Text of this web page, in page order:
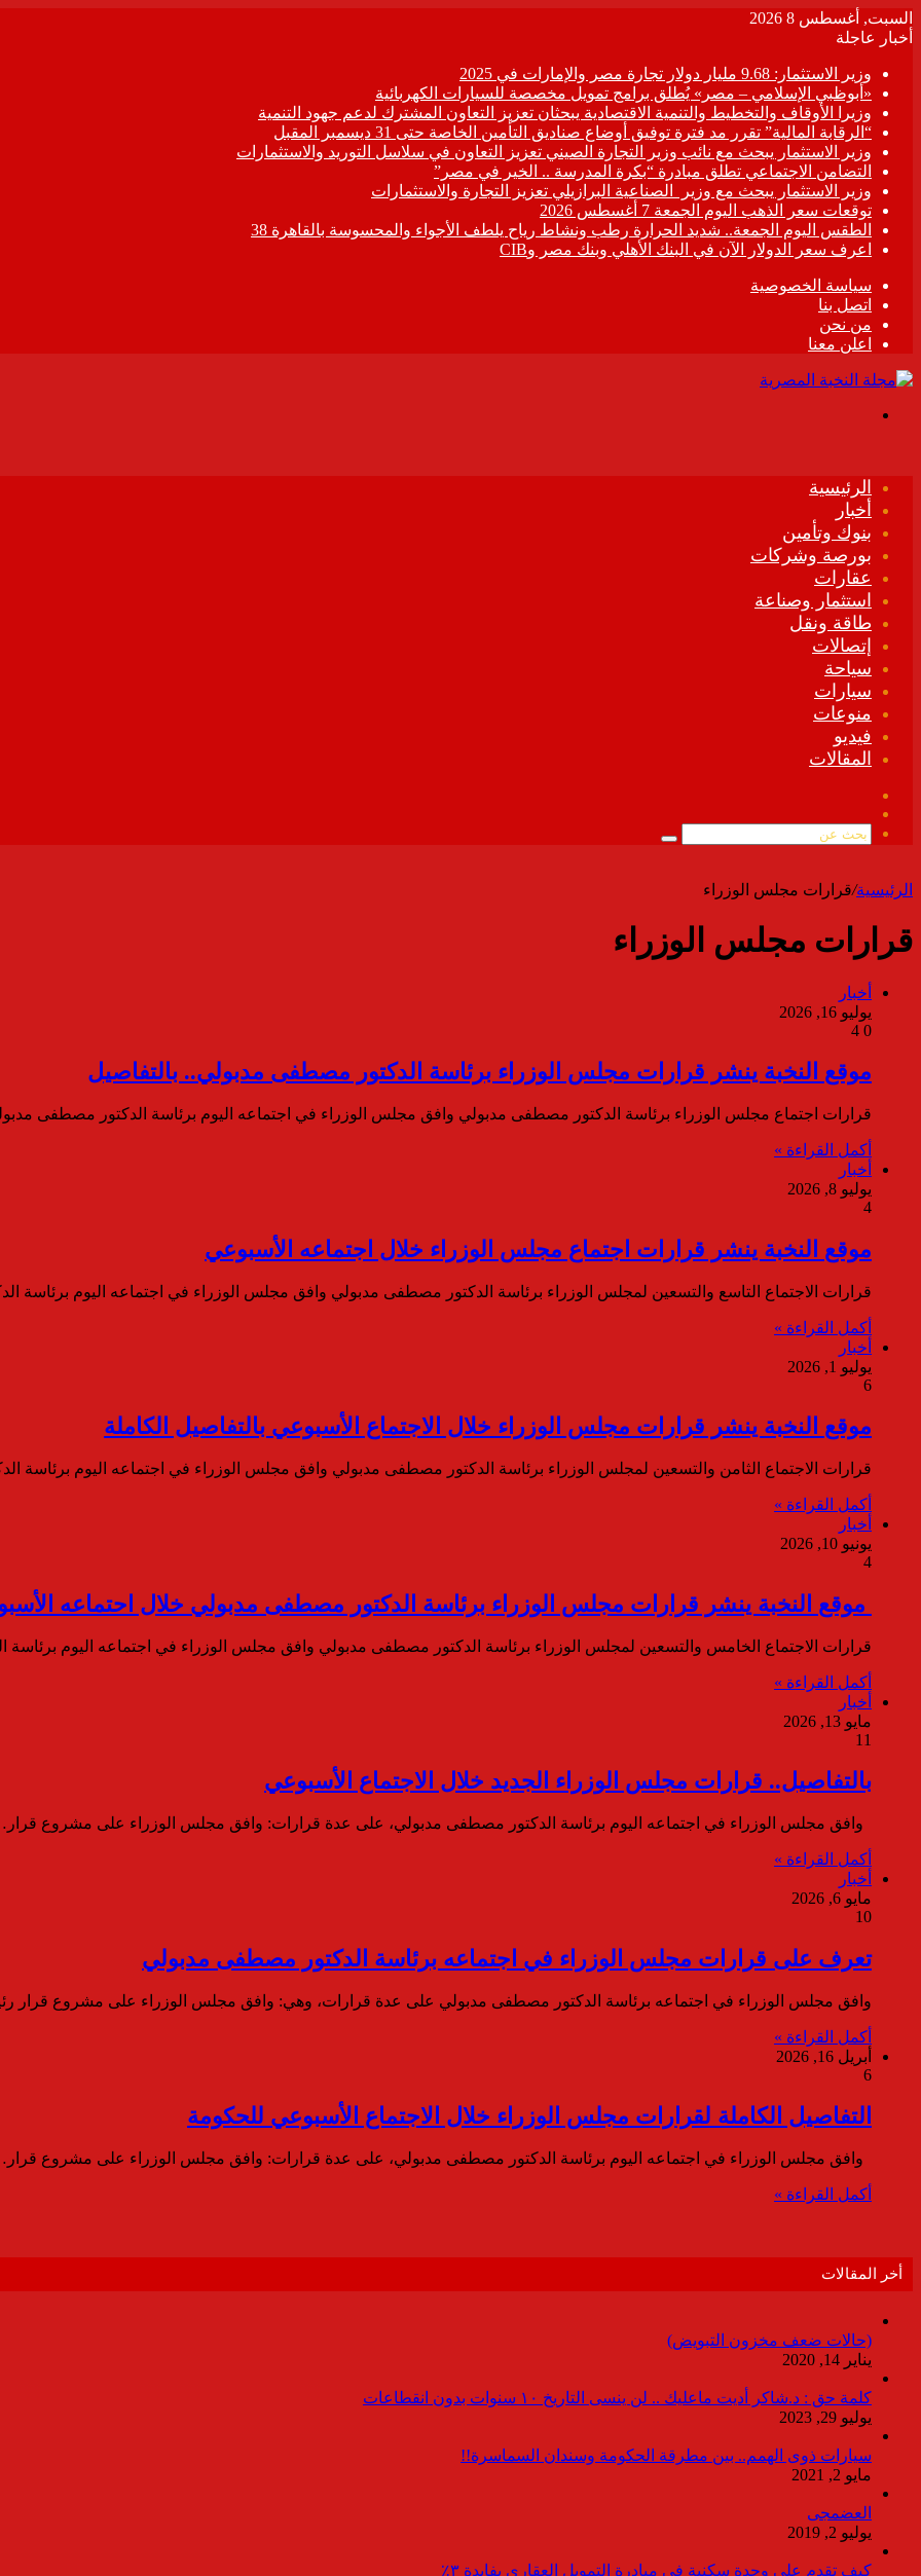
السبت, أغسطس 8 2026
أخبار عاجلة
وزير الاستثمار: 9.68 مليار دولار تجارة مصر والإمارات في 2025
«أبوظبي الإسلامي – مصر» يُطلق برامج تمويل مخصصة للسيارات الكهربائية
وزيرا الأوقاف والتخطيط والتنمية الاقتصادية يبحثان تعزيز التعاون المشترك لدعم جهود التنمية
“الرقابة المالية” تقرر مد فترة توفيق أوضاع صناديق التأمين الخاصة حتى 31 ديسمبر المقبل
وزير الاستثمار يبحث مع نائب وزير التجارة الصيني تعزيز التعاون في سلاسل التوريد والاستثمارات
التضامن الاجتماعي تطلق مبادرة “بكرة المدرسة .. الخير في مصر”
وزير الاستثمار يبحث مع وزير الصناعية البرازيلي تعزيز التجارة والاستثمارات
توقعات سعر الذهب اليوم الجمعة 7 أغسطس 2026
الطقس اليوم الجمعة.. شديد الحرارة رطب ونشاط رياح يلطف الأجواء والمحسوسة بالقاهرة 38
اعرف سعر الدولار الآن في البنك الأهلي وبنك مصر وCIB
سياسة الخصوصية
اتصل بنا
من نحن
اعلن معنا
الرئيسية
أخبار
بنوك وتأمين
بورصة وشركات
عقارات
استثمار وصناعة
طاقة ونقل
إتصالات
سياحة
سيارات
منوعات
فيديو
المقالات
الموقع
بحث
الرئيسية/قرارات مجلس الوزراء
قرارات مجلس الوزراء
أخبار
يوليو 16, 2026
0
موقع النخبة ينشر قرارات مجلس الوزراء برئاسة الدكتور مصطفى مدبولي.. بالتفاصيل
قرارات اجتماع مجلس الوزراء برئاسة الدكتور مصطفى مدبولي وافق مجلس الوزراء في اجتماعه اليوم برئاسة الدكتور مصطفى
أكمل القراءة »
أخبار
يوليو 8, 2026
4
موقع النخبة ينشر قرارات اجتماع مجلس الوزراء خلال اجتماعه الأسبوعي
قرارات الاجتماع التاسع والتسعين لمجلس الوزراء برئاسة الدكتور مصطفى مدبولي وافق مجلس الوزراء في اجتماعه اليوم برئاسة
أكمل القراءة »
أخبار
يوليو 1, 2026
6
موقع النخبة ينشر قرارات مجلس الوزراء خلال الاجتماع الأسبوعي بالتفاصيل الكاملة
قرارات الاجتماع الثامن والتسعين لمجلس الوزراء برئاسة الدكتور مصطفى مدبولي وافق مجلس الوزراء في اجتماعه اليوم برئاسة
أكمل القراءة »
أخبار
يونيو 10, 2026
4
موقع النخبة ينشر قرارات مجلس الوزراء برئاسة الدكتور مصطفى مدبولي خلال احتماعه
قرارات الاجتماع الخامس والتسعين لمجلس الوزراء برئاسة الدكتور مصطفى مدبولي وافق مجلس الوزراء في اجتماعه اليوم
أكمل القراءة »
أخبار
مايو 13, 2026
11
بالتفاصيل.. قرارات مجلس الوزراء الجديد خلال الاجتماع الأسبوعي
وافق مجلس الوزراء في اجتماعه اليوم برئاسة الدكتور مصطفى مدبولي، على عدة قرارات: وافق مجلس الوزراء على مشروع
أكمل القراءة »
أخبار
مايو 6, 2026
10
تعرف على قرارات مجلس الوزراء في اجتماعه برئاسة الدكتور مصطفى مدبولي
وافق مجلس الوزراء في اجتماعه برئاسة الدكتور مصطفى مدبولي على عدة قرارات، وهي: وافق مجلس الوزراء على مشروع قرار
أكمل القراءة »
أبريل 16, 2026
6
التفاصيل الكاملة لقرارات مجلس الوزراء خلال الاجتماع الأسبوعي للحكومة
وافق مجلس الوزراء في اجتماعه اليوم برئاسة الدكتور مصطفى مدبولي، على عدة قرارات: وافق مجلس الوزراء على مشروع
أكمل القراءة »
أخر المقالات
(حالات ضعف مخزون التبويض)
يناير 14, 2020
كلمة حق : د.شاكر أديت ماعليك .. لن ينسى التاريخ ١٠ سنوات بدون انقطاعات
يوليو 29, 2023
سيارات ذوى الهمم.. بين مطرقة الحكومة وسندان السماسرة!!
مايو 2, 2021
العضمجى
يوليو 2, 2019
كيف تقدم على وحدة سكنية فى مبادرة التمويل العقاري بفايدة ٣٪